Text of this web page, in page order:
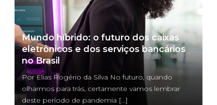
Mundo híbrido: o futuro dos caixas
eletrônicos e dos serviços bancários
no Brasil
Por Elias Rogério da Silva No futuro, quando
olharmos para trás, certamente vamos lembrar
deste período de pandemia […]